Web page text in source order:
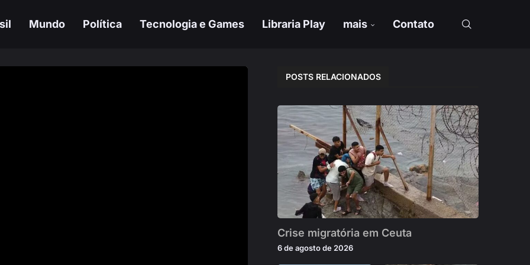
Mundo Política Tecnologia e Games Libraria Play mais Contato
POSTS RELACIONADOS
Crise migratória em Ceuta
6 de agosto de 2026